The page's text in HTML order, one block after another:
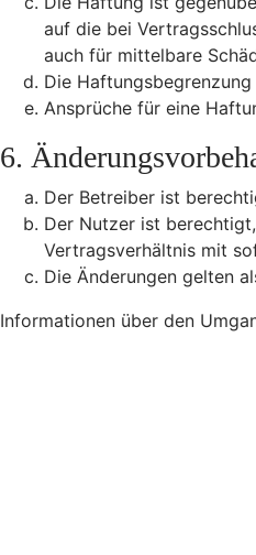
auf die bei
auch für mittelbare
Die
Ansprüche für eine
6.
Der Betreiber ist
Der Nutzer ist
Vertragsverhältnis mit
Die Änderungen gelten
Informationen über den